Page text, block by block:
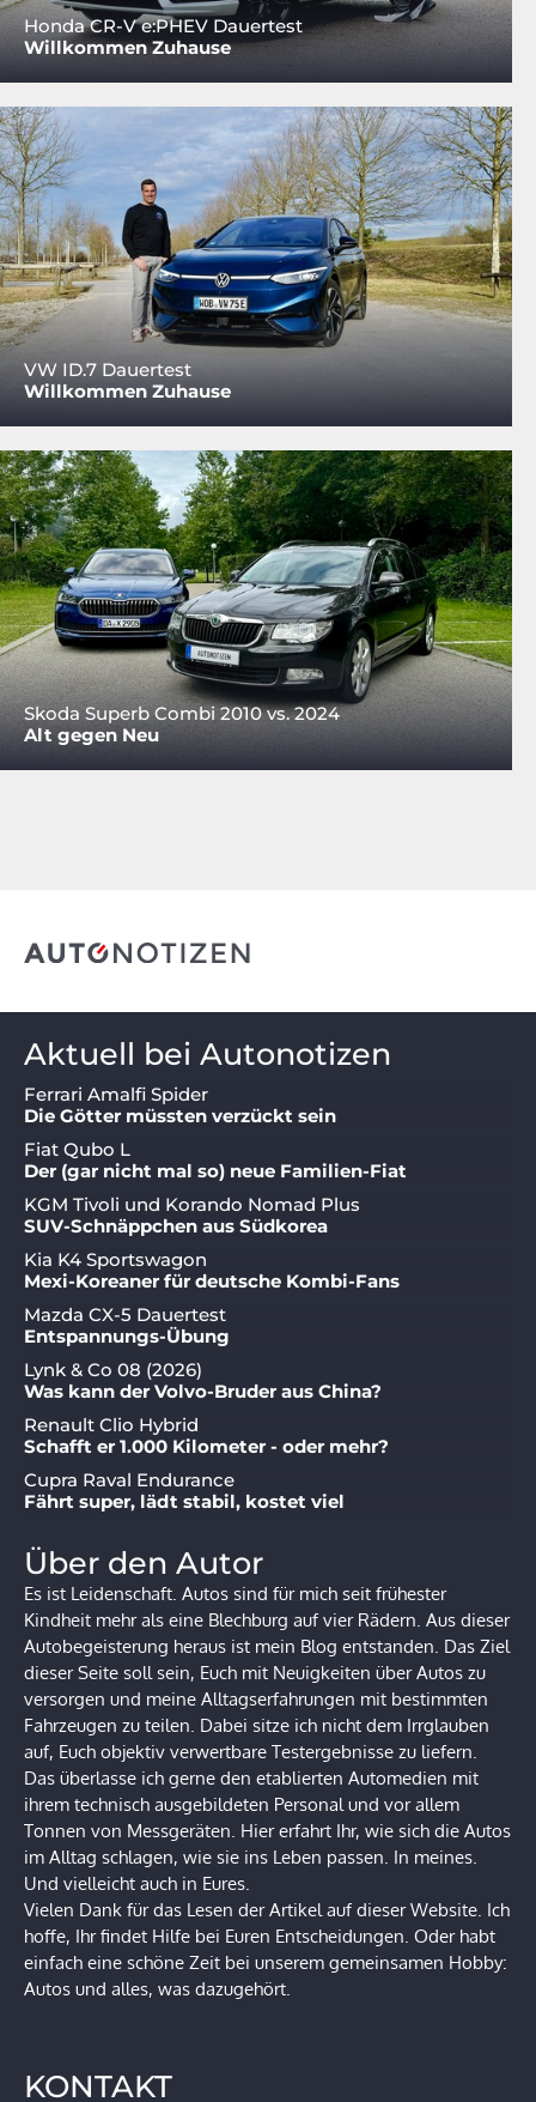
Honda CR-V e:PHEV Dauertest
Willkommen Zuhause
VW ID.7 Dauertest
Willkommen Zuhause
Skoda Superb Combi 2010 vs. 2024
Alt gegen Neu
Aktuell bei Autonotizen
Ferrari Amalfi Spider
Die Götter müssten verzückt sein
Fiat Qubo L
Der (gar nicht mal so) neue Familien-Fiat
KGM Tivoli und Korando Nomad Plus
SUV-Schnäppchen aus Südkorea
Kia K4 Sportswagon
Mexi-Koreaner für deutsche Kombi-Fans
Mazda CX-5 Dauertest
Entspannungs-Übung
Lynk & Co 08 (2026)
Was kann der Volvo-Bruder aus China?
Renault Clio Hybrid
Schafft er 1.000 Kilometer - oder mehr?
Cupra Raval Endurance
Fährt super, lädt stabil, kostet viel
Über den Autor
Es ist Leidenschaft. Autos sind für mich seit frühester
Kindheit mehr als eine Blechburg auf vier Rädern. Aus dieser
Autobegeisterung heraus ist mein Blog entstanden. Das Ziel
dieser Seite soll sein, Euch mit Neuigkeiten über Autos zu
versorgen und meine Alltagserfahrungen mit bestimmten
Fahrzeugen zu teilen. Dabei sitze ich nicht dem Irrglauben
auf, Euch objektiv verwertbare Testergebnisse zu liefern.
Das überlasse ich gerne den etablierten Automedien mit
ihrem technisch ausgebildeten Personal und vor allem
Tonnen von Messgeräten. Hier erfahrt Ihr, wie sich die Autos
im Alltag schlagen, wie sie ins Leben passen. In meines.
Und vielleicht auch in Eures.
Vielen Dank für das Lesen der Artikel auf dieser Website. Ich
hoffe, Ihr findet Hilfe bei Euren Entscheidungen. Oder habt
einfach eine schöne Zeit bei unserem gemeinsamen Hobby:
Autos und alles, was dazugehört.
KONTAKT